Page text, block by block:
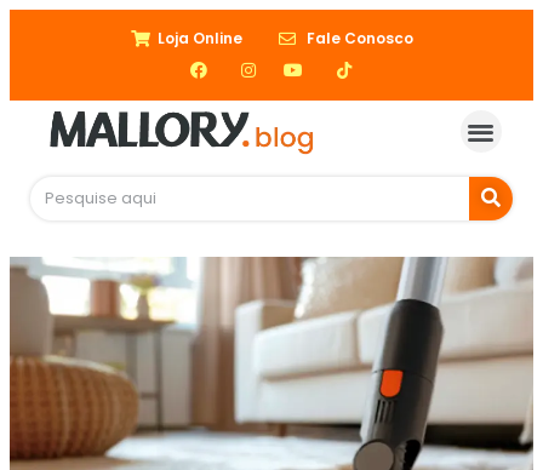
Loja Online Fale Conosco